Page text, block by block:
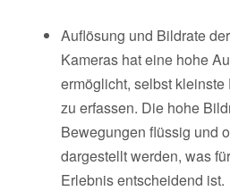
Auflösung und Bildrate
Kameras hat eine hohe
ermöglicht, selbst
zu erfassen. Die hohe
Bewegungen flüssig und
dargestellt werden, was
Erlebnis entscheidend ist.